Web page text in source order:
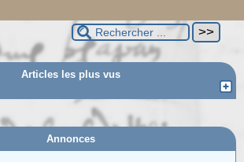
Articles les plus vus
Annonces